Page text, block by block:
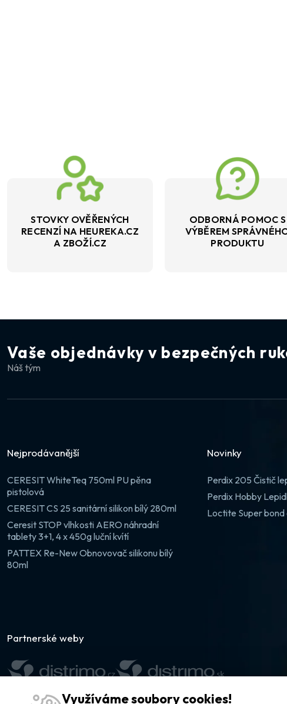
STOVKY OVĚŘENÝCH
RECENZÍ NA HEUREKA.CZ
A ZBOŽÍ.CZ
ODBORNÁ POMOC S
VÝBĚREM
PRODUKTU
Vaše objednávky v bezpečných
Náš tým
Nejprodávanější
CERESIT WhiteTeq 750ml PU pěna
pistolová
CERESIT CS 25 sanitární silikon bílý 280ml
Ceresit STOP vlhkosti AERO náhradní
tablety 3+1, 4 x 450g luční kvítí
PATTEX Re-New Obnovovač silikonu bílý
80ml
Novinky
Perdix 205 Čistič
Perdix Hobby
Loctite Super
Partnerské weby
Využíváme soubory cookies!